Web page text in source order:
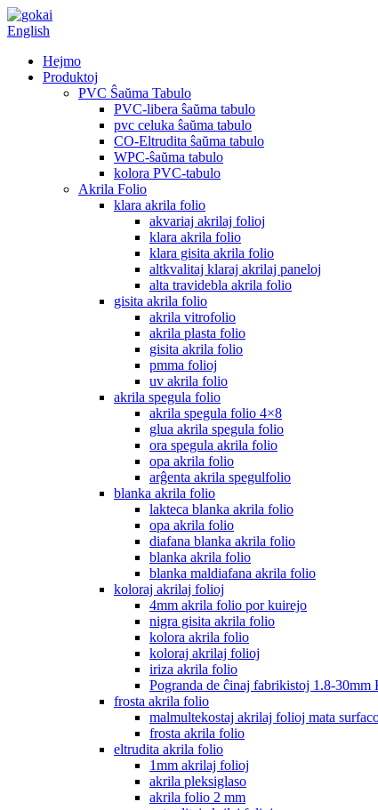
English
Hejmo
Produktoj
PVC Ŝaŭma Tabulo
PVC-libera ŝaŭma tabulo
pvc celuka ŝaŭma tabulo
CO-Eltrudita ŝaŭma tabulo
WPC-ŝaŭma tabulo
kolora PVC-tabulo
Akrila Folio
klara akrila folio
akvariaj akrilaj folioj
klara akrila folio
klara gisita akrila folio
altkvalitaj klaraj akrilaj paneloj
alta travidebla akrila folio
gisita akrila folio
akrila vitrofolio
akrila plasta folio
gisita akrila folio
pmma folioj
uv akrila folio
akrila spegula folio
akrila spegula folio 4×8
glua akrila spegula folio
ora spegula akrila folio
opa akrila folio
arĝenta akrila spegulfolio
blanka akrila folio
lakteca blanka akrila folio
opa akrila folio
diafana blanka akrila folio
blanka akrila folio
blanka maldiafana akrila folio
koloraj akrilaj folioj
4mm akrila folio por kuirejo
nigra gisita akrila folio
kolora akrila folio
koloraj akrilaj folioj
iriza akrila folio
Pogranda de ĉinaj fabrikistoj 1.8-
frosta akrila folio
malmultekostaj akrilaj folioj mata
frosta akrila folio
eltrudita akrila folio
1mm akrilaj folioj
akrila pleksiglaso
akrila folio 2 mm